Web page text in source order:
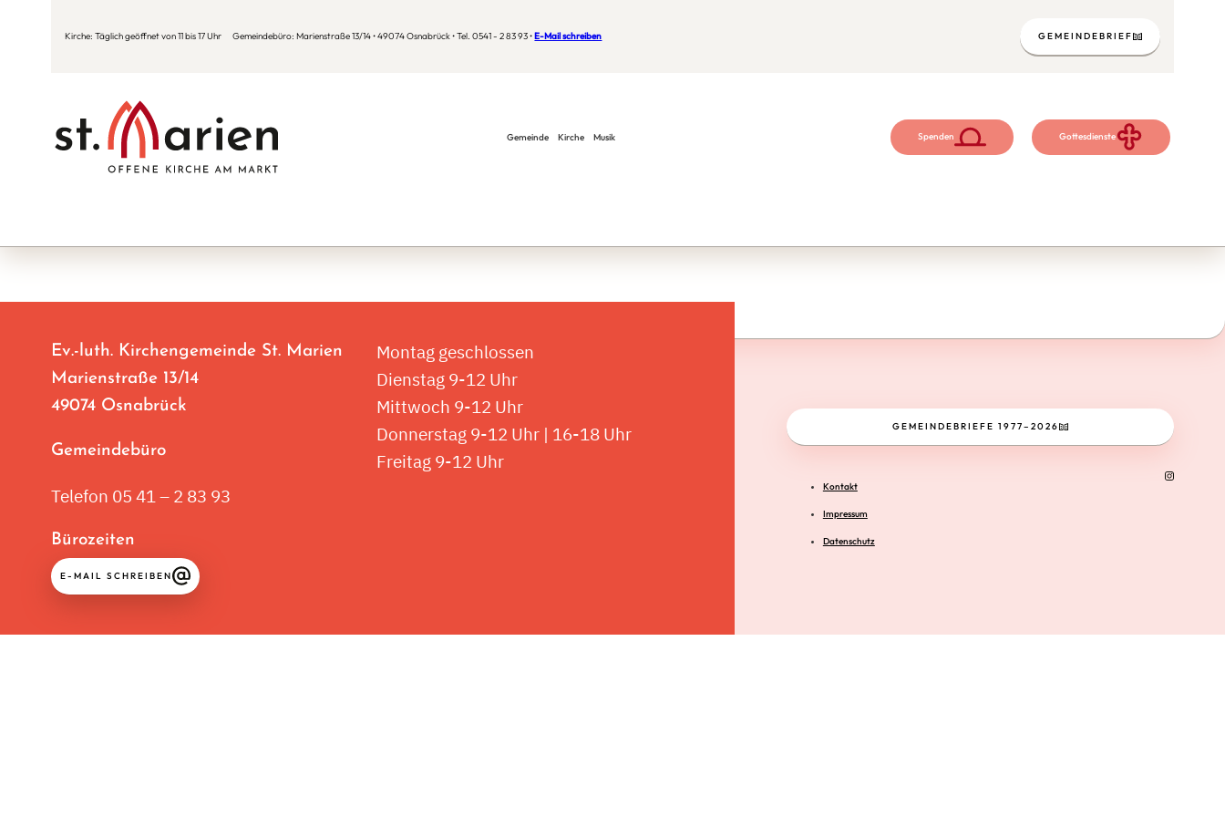
Kirche: Täglich geöffnet von 11 bis 17 Uhr Gemeindebüro: Marienstraße 13/14 • 49074 Osnabrück • Tel. 0541 - 2 83 93 •E-Mail schreiben GEMEINDEBRIEF
Spenden Gottesdienste
Gemeinde Kirche Musik
Ev.-luth. Kirchengemeinde St. Marien
Marienstraße 13/14
49074 Osnabrück
Gemeindebüro
Telefon 05 41 – 2 83 93
Bürozeiten
Montag geschlossen
Dienstag 9-12 Uhr
Mittwoch 9-12 Uhr
Donnerstag 9-12 Uhr | 16-18 Uhr
Freitag 9-12 Uhr
E-MAIL SCHREIBEN
GEMEINDEBRIEFE 1977–2026
Kontakt
Impressum
Datenschutz